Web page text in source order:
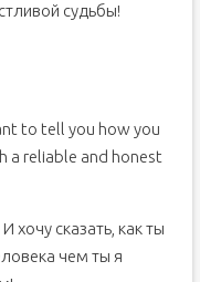
судьбы!
to tell you how you
a reliable and honest
сказать, как ты
чем ты я